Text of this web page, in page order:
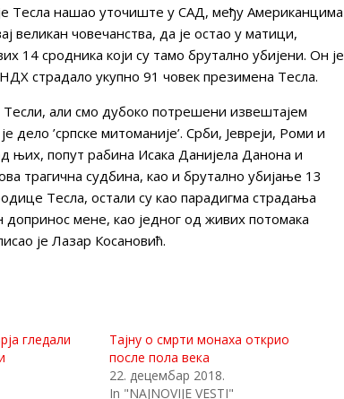
Тесла нашао уточиште у САД, међу Американцима
великан човечанства, да је остао у матици,
14 сродника који су тамо брутално убијени. Он је
страдало укупно 91 човек презимена Тесла.
али смо дубоко потрешени извештајем
дело ’српске митоманије’. Срби, Јевреји, Роми и
њих, попут рабина Исака Данијела Данона и
трагична судбина, као и брутално убијање 13
Тесла, остали су као парадигма страдања
допринос мене, као једног од живих потомака
је Лазар Косановић.
гледали
Тајну о смрти монаха открио
после пола века
22. децембар 2018.
In "NAJNOVIJE VESTI"